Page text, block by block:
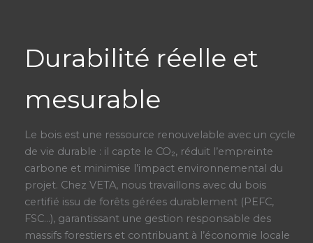
Durabilité réelle et
mesurable
Le bois est une ressource renouvelable avec un cycle
de vie durable : il capte le CO₂, réduit l’empreinte
carbone et minimise l’impact environnemental du
projet. Chez VETA, nous travaillons avec du bois
certifié issu de forêts gérées durablement (PEFC,
FSC…), garantissant une gestion responsable des
massifs forestiers et contribuant à l’économie locale